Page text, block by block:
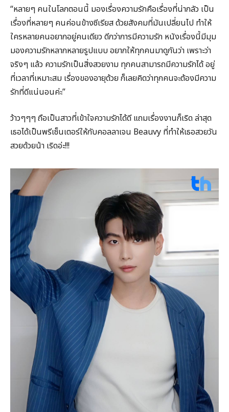
“หลายๆ คนในโลกตอนนี้ มองเรื่องความรักคือเรื่องที่น่ากลัว เป็น
เรื่องที่หลายๆ คนค่อนข้างซีเรียส ด้วยสังคมที่มันเปลี่ยนไป ทำให้
ใครหลายคนอยากอยู่คนเดียว ดีกว่าการมีความรัก หนังเรื่องนี้มีมุม
มองความรักหลากหลายรูปแบบ อยากให้ทุกคนมาดูกันว่า เพราะว่า
จริงๆ แล้ว ความรักเป็นสิ่งสวยงาม ทุกคนสามารถมีความรักได้ อยู่
ที่เวลาที่เหมาะสม เรื่องของอายุด้วย ก็เลยคิดว่าทุกคนจะต้องมีความ
รักที่ดีแน่นอนค่ะ”
ว้าวๆๆๆ ถือเป็นสาวที่เข้าใจความรักได้ดี แถมเรื่องงานก็เริด ล่าสุด
เธอได้เป็นพรีเซ็นเตอร์ให้กับคอลลาเจน Beauvy ที่ทำให้เธอสวยวัน
สวยด้วยน้า เริดอ่ะ!!!